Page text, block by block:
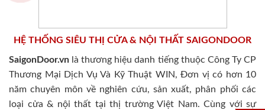
HỆ THỐNG SIÊU THỊ CỬA & NỘI THẤT SAIGONDOOR
SaigonDoor.vn là thương hiệu danh tiếng thuộc Công Ty CP
Thương Mại Dịch Vụ Và Kỹ Thuật WIN, Đơn vị có hơn 10
năm chuyên môn về nghiên cứu, sản xuất, phân phối các
loại cửa & nội thất tại thị trường Việt Nam. Cùng với sự